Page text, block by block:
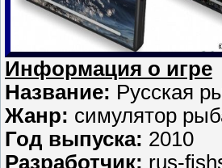
Информация о игре
Название: Русская
Жанр: симулятор
Год выпуска: 2010
Разработчик: rus-